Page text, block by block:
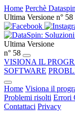
Home Perchè Dataspin
Ultima Versione n° 58
Ultima Versione
n° 58
VISIONA IL
SOFTWARE
Home Visiona il
Problemi risolti Errori
Contattaci Privacy